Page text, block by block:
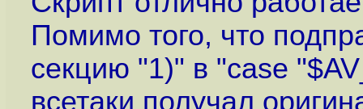
Помимо того, что
секцию "1)" в "case
всетаки получал